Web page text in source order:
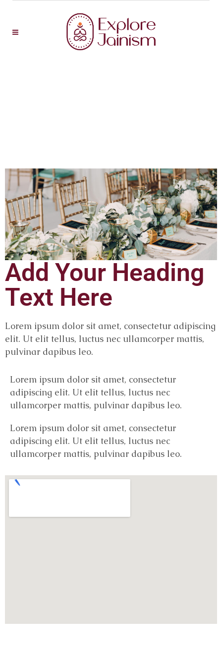
Add Your Heading
Text Here
Lorem ipsum dolor sit amet, consectetur adipiscing
elit. Ut elit tellus, luctus nec ullamcorper mattis,
pulvinar dapibus leo.
Lorem ipsum dolor sit amet, consectetur
adipiscing elit. Ut elit tellus, luctus nec
ullamcorper mattis, pulvinar dapibus leo.
Lorem ipsum dolor sit amet, consectetur
adipiscing elit. Ut elit tellus, luctus nec
ullamcorper mattis, pulvinar dapibus leo.